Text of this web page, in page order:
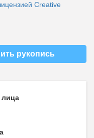
Creative
рукопись
лица